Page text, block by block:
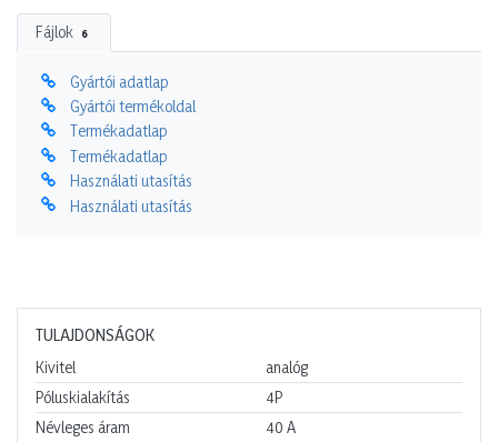
Fájlok 6
Gyártói adatlap
Gyártói termékoldal
Termékadatlap
Termékadatlap
Használati utasítás
Használati utasítás
TULAJDONSÁGOK
Kivitel
analóg
Póluskialakítás
4P
Névleges áram
40 A